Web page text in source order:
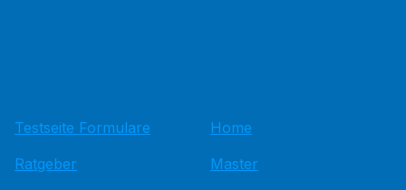
Testseite Formulare
Ratgeber
Home
Master